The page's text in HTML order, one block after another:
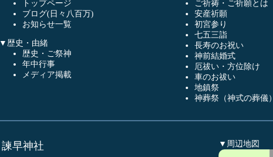
トップページ
ブログ(日々八百万)
お知らせ一覧
▼歴史・由緒
歴史・ご祭神
年中行事
メディア掲載
ご祈祷・ご祈願とは
安産祈願
初宮参り
七五三詣
長寿のお祝い
神前結婚式
厄祓い・方位除け
車のお祓い
地鎮祭
神葬祭（神式の葬儀）
諫早神社 ▼周辺地図